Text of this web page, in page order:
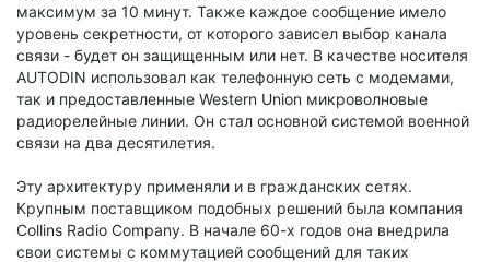
максимум за 10 минут. Также каждое сообщение имело
уровень секретности, от которого зависел выбор канала
связи - будет он защищенным или нет. В качестве носителя
AUTODIN использовал как телефонную сеть с модемами,
так и предоставленные Western Union микроволновые
радиорелейные линии. Он стал основной системой военной
связи на два десятилетия.
Эту архитектуру применяли и в гражданских сетях.
Крупным поставщиком подобных решений была компания
Collins Radio Company. В начале 60-х годов она внедрила
свои системы с коммутацией сообщений для таких